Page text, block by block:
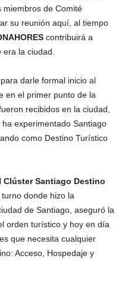
miembros de Comité
su reunión aquí, al tiempo
contribuirá a
la ciudad.
darle formal inicio al
en el primer punto de la
recibidos en la ciudad,
experimentado Santiago
como Destino Turístico
Clúster Santiago Destino
donde hizo la
de Santiago, aseguró la
orden turístico y hoy en día
que necesita cualquier
Acceso, Hospedaje y